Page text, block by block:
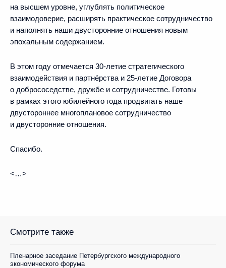
на высшем уровне, углублять политическое
взаимодоверие, расширять практическое сотрудничество
и наполнять наши двусторонние отношения новым
эпохальным содержанием.
В этом году отмечается 30-летие стратегического
взаимодействия и партнёрства и 25-летие Договора
о добрососедстве, дружбе и сотрудничестве. Готовы
в рамках этого юбилейного года продвигать наше
двустороннее многоплановое сотрудничество
и двусторонние отношения.
Спасибо.
<…>
Смотрите также
Пленарное заседание Петербургского международного
экономического форума